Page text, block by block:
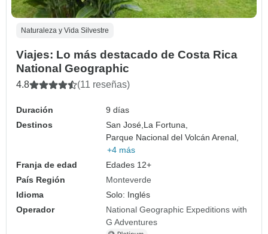
Naturaleza y Vida Silvestre
Viajes: Lo más destacado de Costa Rica
National Geographic
4.8 (11 reseñas)
Duración
9 días
Destinos
San José, La Fortuna,
Parque Nacional del Volcán Arenal,
+4 más
Franja de edad
Edades 12+
País Región
Monteverde
Idioma
Solo: Inglés
Operador
National Geographic Expeditions with
G Adventures